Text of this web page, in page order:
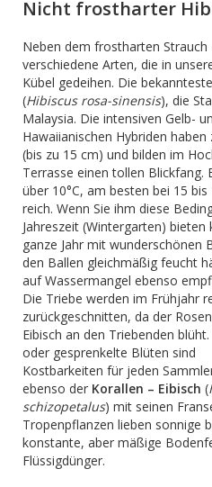
Nicht frostharter
Neben dem frostharten Strauch
verschiedene Arten, die in
Kübel gedeihen. Die
(Hibiscus rosa-sinensis), die
Malaysia. Die intensiven Gelb-
Hawaiianischen Hybriden
(bis zu 15 cm) und bilden im
Terrasse einen tollen
über 10°C, am besten bei 15
reich. Wenn Sie ihm diese
Jahreszeit (Wintergarten)
ganze Jahr mit wunderschönen
den Ballen gleichmäßig feucht
auf Wassermangel ebenso
Die Triebe werden im Frühjahr
zurückgeschnitten, da der
Eibisch an den Triebenden
oder gesprenkelte Blüten sind
Kostbarkeiten für jeden
ebenso der Korallen – Eibisch (
schizopetalus) mit seinen
Tropenpflanzen lieben sonnige
konstante, aber mäßige
Flüssigdünger.